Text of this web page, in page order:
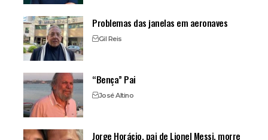
Problemas das janelas em aeronaves
Gil Reis
“Bença” Pai
José Altino
Jorge Horácio, pai de Lionel Messi, morre